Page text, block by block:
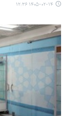
۱۴۰۵-۰۲-۱۴ ۱۲:۳۶